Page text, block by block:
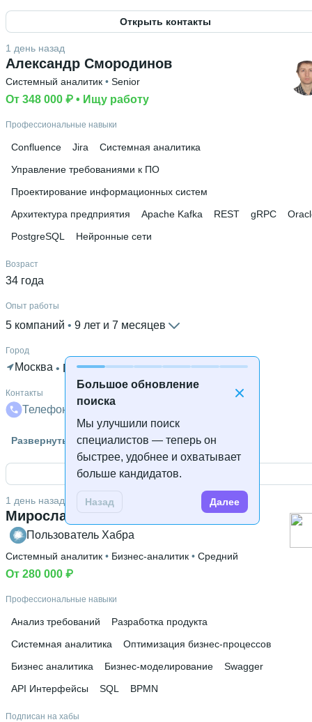
Большое обновление
поиска
Мы улучшили поиск
специалистов — теперь он
быстрее, удобнее и охватывает
больше кандидатов.
Назад Далее
Высшее образование
ВлГУ им. А. Г. и Н. Г. Столетовых
технологий • 5 лет
Дополнительное образование
Заочная школа Московского инженерно-физического
Открыть контакты
Александр Смородинов
1 день назад
Системный аналитик • Senior
От 348 000 ₽ • Ищу работу
Профессиональные навыки
Confluence Jira
Системная аналитика
Управление требованиями к ПО
Проектирование информационных систем
Архитектура предприятия
Apache Kafka REST gRPC
PostgreSQL
Нейронные сети
Возраст
34 года
Опыт работы
5 компаний 9 лет и 7 месяцев
Город
Москва • Готов к удалённой работе
Контакты
Телефон
Знание языков
Английский С1
Высшее образование
Экспериментальной и теоретической
4 года и 10 месяцев
Дополнительное образование
ИТ-Холдинг Т1 МИЭМ НИУ ВШЭ
Развернуть
Открыть контакты
Мирослава Вздорова
1 день назад
Пользователь Хабра
Системный аналитик • Бизнес-аналитик • Средний
От 280 000 ₽
Профессиональные навыки
Анализ требований
Разработка продукта
Системная аналитика
Оптимизация бизнес-процессов
Бизнес аналитика
Бизнес-моделирование
Swagger
API Интерфейсы
SQL BPMN
Подписан на хабы